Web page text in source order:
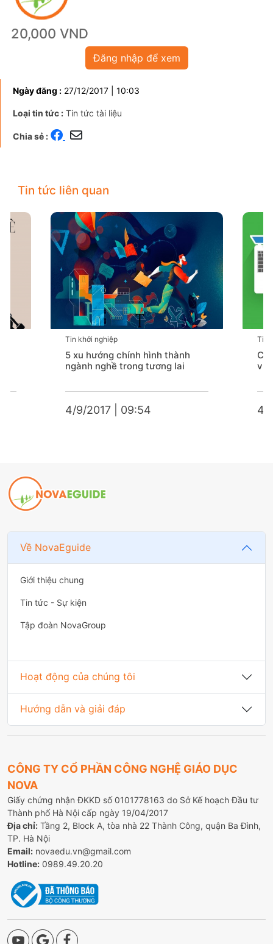
20,000 VND
Đăng nhập để xem
Ngày đăng : 27/12/2017 | 10:03
Loại tin tức : Tin tức tài liệu
Chia sẻ :
Tin tức liên quan
Tin khởi nghiệp
5 xu hướng chính hình thành
ngành nghề trong tương lai
4/9/2017 | 09:54
Tin
4/
Về NovaEguide
Giới thiệu chung
Tin tức - Sự kiện
Tập đoàn NovaGroup
Hoạt động của chúng tôi
Hướng dẫn và giải đáp
CÔNG TY CỔ PHẦN CÔNG NGHỆ GIÁO DỤC
NOVA
Giấy chứng nhận ĐKKD số 0101778163 do Sở Kế hoạch Đầu tư
Thành phố Hà Nội cấp ngày 19/04/2017
Địa chỉ: Tầng 2, Block A, tòa nhà 22 Thành Công, quận Ba Đình,
TP. Hà Nội
Email: novaedu.vn@gmail.com
Hotline: 0989.49.20.20